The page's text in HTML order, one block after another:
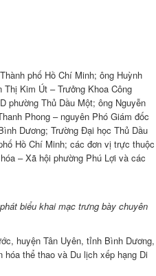
phố Hồ Chí Minh; ông Huỳnh
Kim Út – Trưởng Khoa Công
phường Thủ Dầu Một; ông Nguyễn
Phong – nguyên Phó Giám đốc
Dương; Trường Đại học Thủ Dầu
Hồ Chí Minh; các đơn vị trực thuộc
– Xã hội phường Phú Lợi và các
biểu khai mạc trưng bày chuyên
huyện Tân Uyên, tỉnh Bình Dương,
thể thao và Du lịch xếp hạng Di